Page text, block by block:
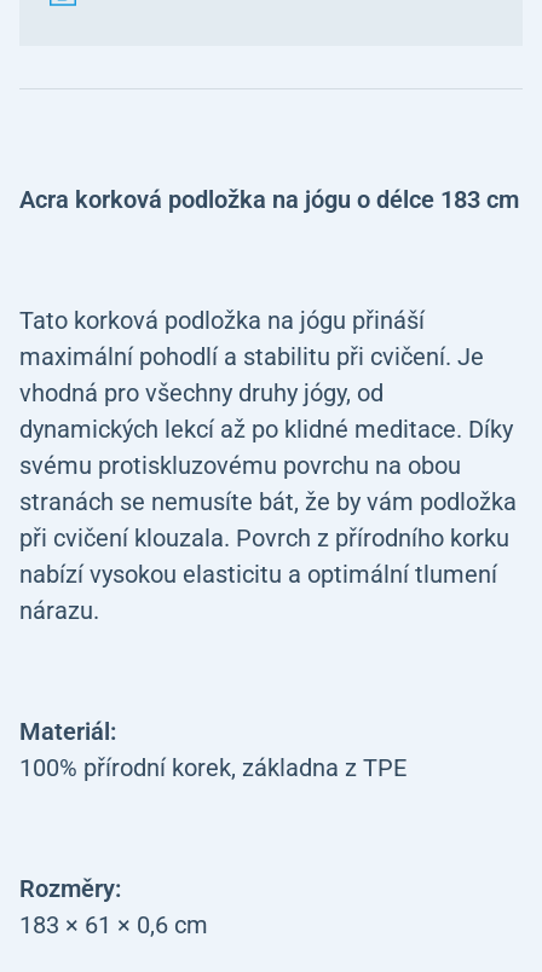
Acra korková podložka na jógu o délce 183 cm
Tato korková podložka na jógu přináší
maximální pohodlí a stabilitu při cvičení. Je
vhodná pro všechny druhy jógy, od
dynamických lekcí až po klidné meditace. Díky
svému protiskluzovému povrchu na obou
stranách se nemusíte bát, že by vám podložka
při cvičení klouzala. Povrch z přírodního korku
nabízí vysokou elasticitu a optimální tlumení
nárazu.
Materiál:
100% přírodní korek, základna z TPE
Rozměry:
183 × 61 × 0,6 cm